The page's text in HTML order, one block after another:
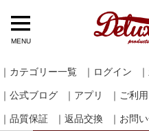
MENU
｜カテゴリー一覧 ｜ログイン
｜公式ブログ ｜アプリ ｜ご利
｜品質保証 ｜返品交換 ｜お問